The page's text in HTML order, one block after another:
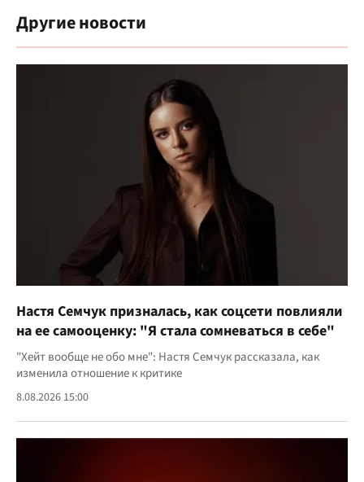
Другие новости
Настя Семчук призналась, как соцсети повлияли
на ее самооценку: "Я стала сомневаться в себе"
"Хейт вообще не обо мне": Настя Семчук рассказала, как
изменила отношение к критике
8.08.2026 15:00